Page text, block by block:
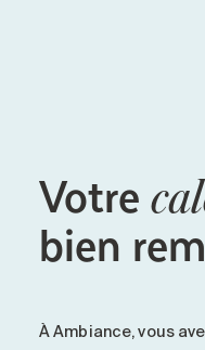
Votre
bien
À Ambiance, vous